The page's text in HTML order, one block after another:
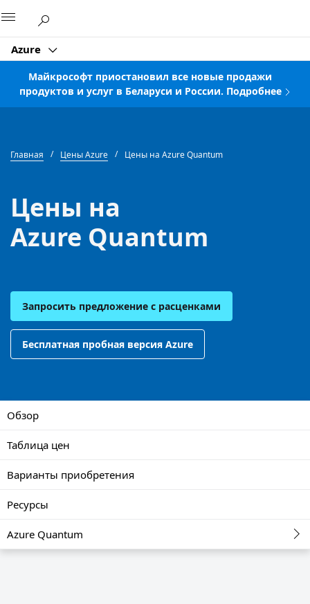
Azure
Майкрософт приостановил все новые продажи
продуктов и услуг в Беларуси и России. Подробнее
Главная Цены Azure Цены на Azure Quantum
Цены на
Azure Quantum
Запросить предложение с расценками
Бесплатная пробная версия Azure
Обзор
Таблица цен
Варианты приобретения
Ресурсы
Azure Quantum